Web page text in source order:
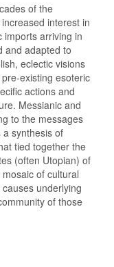
of the
interest in
imports arriving in
and adapted to
eclectic visions
existing esoteric
actions and
Messianic and
to the messages
synthesis of
tied together the
(often Utopian) of
of cultural
underlying
of those